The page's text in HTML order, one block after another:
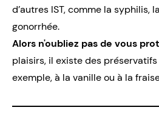
d’autres IST, comme la syphilis, la
gonorrhée.
Alors n'oubliez pas de vous
plaisirs, il existe des préservatifs
exemple, à la vanille ou à la